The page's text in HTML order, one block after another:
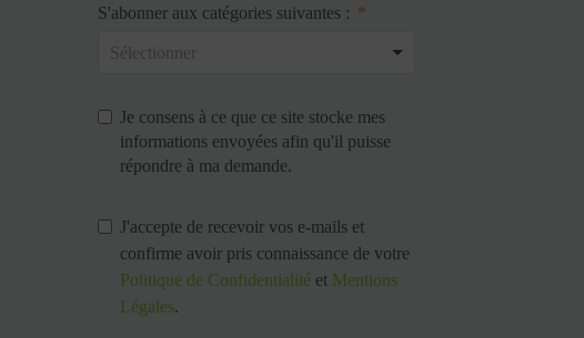
S'abonner aux catégories suivantes :
Je consens à ce que ce site stocke mes
informations envoyées afin qu'il puisse
répondre à ma demande.
J'accepte de recevoir vos e-mails et
confirme avoir pris connaissance de votre
Politique de Confidentialité et Mentions
Légales.